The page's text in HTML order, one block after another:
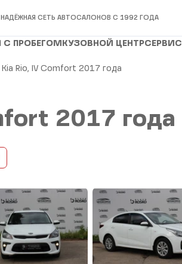
НАДЁЖНАЯ СЕТЬ АВТОСАЛОНОВ С 1992 ГОДА
ПРОБЕГОМ КУЗОВНОЙ ЦЕНТРСЕРВИС
Kia Rio, IV Comfort 2017 года
2017 года